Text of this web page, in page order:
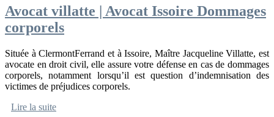
Avocat villatte | Avocat Issoire Dommages
corporels
Située à ClermontFerrand et à Issoire, Maître Jacqueline Villatte, est
avocate en droit civil, elle assure votre défense en cas de dommages
corporels, notamment lorsqu’il est question d’indemnisation des
victimes de préjudices corporels.
Lire la suite